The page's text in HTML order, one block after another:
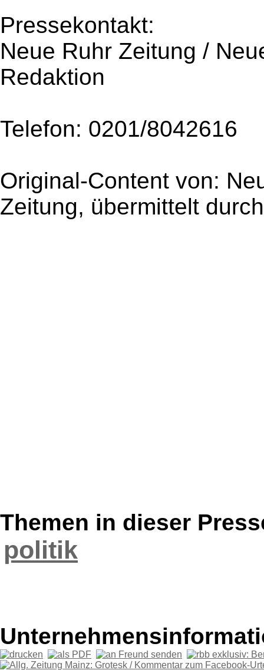
Pressekontakt:
Neue Ruhr Zeitung /
Redaktion
Telefon: 0201/8042616
Original-Content von:
Zeitung, übermittelt
Themen in dieser
politik